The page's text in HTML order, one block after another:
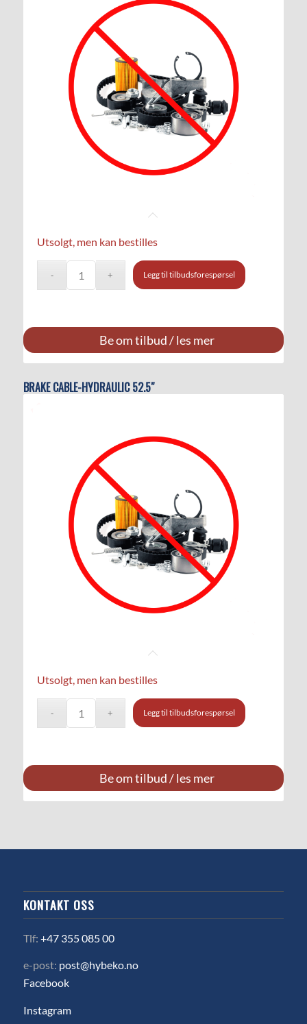
Utsolgt, men kan bestilles
Legg til tilbudsforespørsel
Be om tilbud / les mer
BRAKE CABLE-HYDRAULIC 52.5″
Utsolgt, men kan bestilles
Legg til tilbudsforespørsel
Be om tilbud / les mer
KONTAKT OSS
Tlf: +47 355 085 00
e-post: post@hybeko.no
Facebook
Instagram